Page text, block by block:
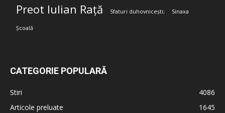
Preot Iulian Rață Sfaturi duhovnicești; Sinaxa
Școală
CATEGORIE POPULARĂ
Stiri
4086
Articole preluate
1645